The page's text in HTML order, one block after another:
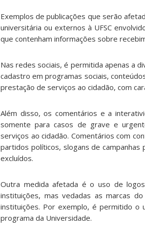
Exemplos de publicações que serão
universitária ou externos à UFSC
que contenham informações sobre
Nas redes sociais, é permitida apenas a
cadastro em programas sociais,
prestação de serviços ao cidadão, com
Além disso, os comentários e a
somente para casos de grave e
serviços ao cidadão. Comentários com
partidos políticos, slogans de
excluídos.
Outra medida afetada é o uso de
instituições, mas vedadas as marcas
instituições. Por exemplo, é permitido o
programa da Universidade.